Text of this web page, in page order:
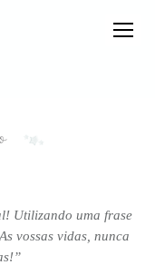
Utilizando uma frase
vossas vidas, nunca